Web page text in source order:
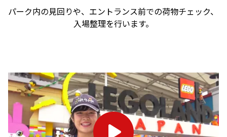
パーク内の見回りや、エントランス前での荷物チェック、
入場整理を行います。